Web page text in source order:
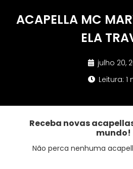
ACAPELLA MC
ELA
julho 20,
Leitura: 1
Receba novas
mundo!
Não perca nenhuma